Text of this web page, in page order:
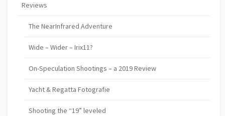
Reviews
The NearInfrared Adventure
Wide – Wider – Irix11?
On-Speculation Shootings – a 2019 Review
Yacht & Regatta Fotografie
Shooting the “19” leveled